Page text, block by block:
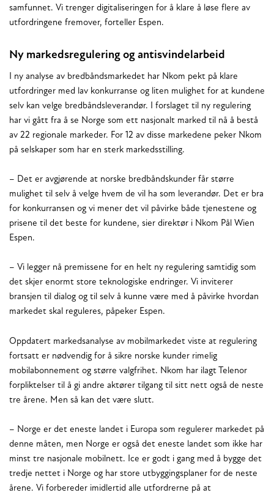
samfunnet. Vi trenger digitaliseringen for å klare å løse flere av
utfordringene fremover, forteller Espen.
Ny markedsregulering og antisvindelarbeid
I ny analyse av bredbåndsmarkedet har Nkom pekt på klare
utfordringer med lav konkurranse og liten mulighet for at kundene
selv kan velge bredbåndsleverandør. I forslaget til ny regulering
har vi gått fra å se Norge som ett nasjonalt marked til nå å bestå
av 22 regionale markeder. For 12 av disse markedene peker Nkom
på selskaper som har en sterk markedsstilling.
– Det er avgjørende at norske bredbåndskunder får større
mulighet til selv å velge hvem de vil ha som leverandør. Det er bra
for konkurransen og vi mener det vil påvirke både tjenestene og
prisene til det beste for kundene, sier direktør i Nkom Pål Wien
Espen.
– Vi legger nå premissene for en helt ny regulering samtidig som
det skjer enormt store teknologiske endringer. Vi inviterer
bransjen til dialog og til selv å kunne være med å påvirke hvordan
markedet skal reguleres, påpeker Espen.
Oppdatert markedsanalyse av mobilmarkedet viste at regulering
fortsatt er nødvendig for å sikre norske kunder rimelig
mobilabonnement og større valgfrihet. Nkom har ilagt Telenor
forpliktelser til å gi andre aktører tilgang til sitt nett også de neste
tre årene. Men så kan det være slutt.
– Norge er det eneste landet i Europa som regulerer markedet på
denne måten, men Norge er også det eneste landet som ikke har
minst tre nasjonale mobilnett. Ice er godt i gang med å bygge det
tredje nettet i Norge og har store utbyggingsplaner for de neste
årene. Vi forbereder imidlertid alle utfordrerne på at